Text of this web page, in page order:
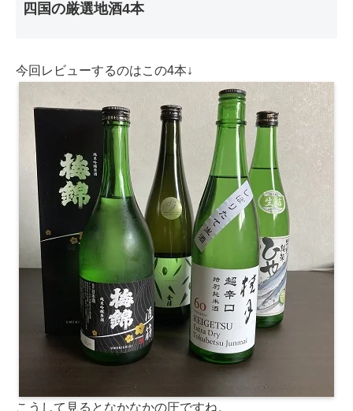
四国の厳選地酒4本
今回レビューするのはこの4本↓
こうして見るとなかなかの圧ですね。